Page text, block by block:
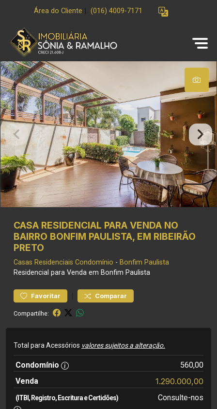
Área do Cliente (016) 4009-7171
CASA RESIDENCIAL PARA VENDA NO
BAIRRO BONFIM PAULISTA, EM RIBEIRÃO
PRETO
Casas Residenciais Condomínio - Bonfim Paulista
Residencial para Venda em Bonfim Paulista
Favoritar Comparar
Compartilhe:
Total para Acessórios valores sujeitos a alteração.
Condomínio
560,00
Venda
1.290.000,00
(ITBI, Registro, Escritura e Certidões) Consulte-nos